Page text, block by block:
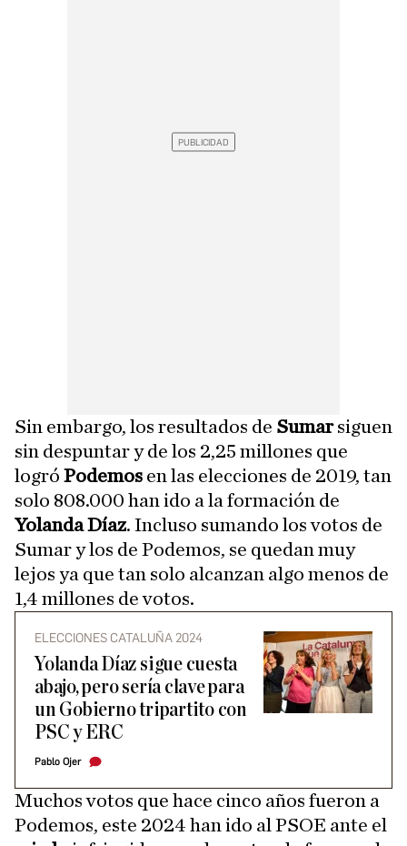
Sin embargo, los resultados de Sumarsiguen
sin despuntar y de los 2,25 millones que
logró Podemos en las elecciones de 2019, tan
solo 808.000 han ido a la formación de
Yolanda Díaz. Incluso sumando los votos de
Sumar y los de Podemos, se quedan muy
lejos ya que tan solo alcanzan algo menos de
1,4 millones de votos.
ELECCIONES CATALUÑA 2024
Yolanda Díaz sigue cuesta
abajo, pero sería clave para
un Gobierno tripartito con
PSC y ERC
Pablo Ojer
Muchos votos que hace cinco años fueron a
Podemos, este 2024 han ido al PSOE ante el